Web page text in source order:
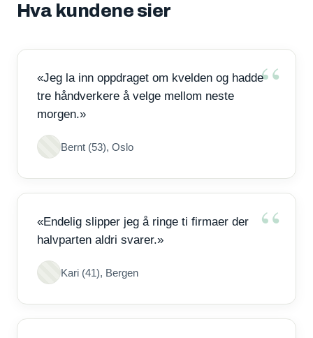
Hva kundene sier
«Jeg la inn oppdraget om kvelden og hadde
tre håndverkere å velge mellom neste
morgen.»
Bernt (53), Oslo
«Endelig slipper jeg å ringe ti firmaer der
halvparten aldri svarer.»
Kari (41), Bergen